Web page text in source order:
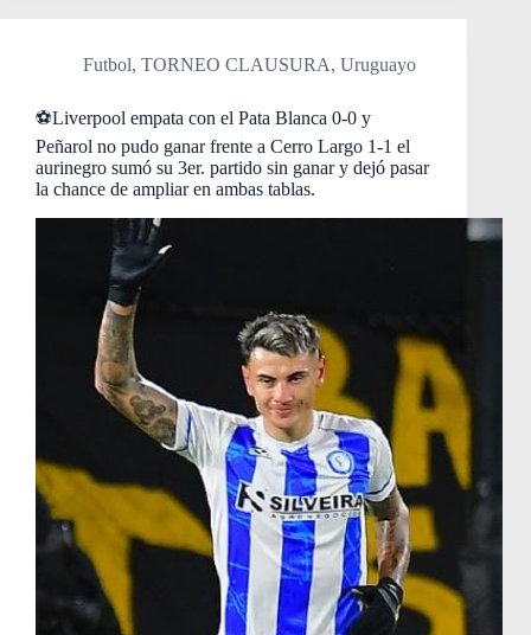
Futbol, TORNEO CLAUSURA, Uruguayo
⚽️Liverpool empata con el Pata Blanca 0-0 y
Peñarol no pudo ganar frente a Cerro Largo 1-1 el
aurinegro sumó su 3er. partido sin ganar y dejó pasar
la chance de ampliar en ambas tablas.